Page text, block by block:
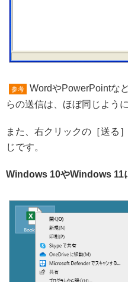
参考
WordやPowerPointな
らの送信は、ほぼ同じよう
また、右クリックの［送る
じです。
Windows 10やWindows 11